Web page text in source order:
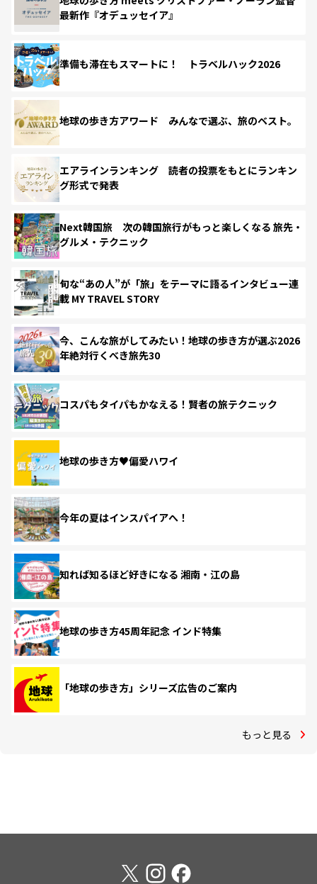
最新作『オデュッセイア』
準備も滞在もスマートに！ トラベルハック2026
地球の歩き方アワード みんなで選ぶ、旅のベスト。
エアラインランキング 読者の投票をもとにランキン
グ形式で発表
Next韓国旅 次の韓国旅行がもっと楽しくなる 旅先・
グルメ・テクニック
旬な“あの人”が「旅」をテーマに語るインタビュー連
載 MY TRAVEL STORY
今、こんな旅がしてみたい！地球の歩き方が選ぶ2026
年絶対行くべき旅先30
コスパもタイパもかなえる！賢者の旅テクニック
地球の歩き方♥偏愛ハワイ
今年の夏はインスパイアへ！
知れば知るほど好きになる 湘南・江の島
地球の歩き方45周年記念 インド特集
「地球の歩き方」シリーズ広告のご案内
もっと見る